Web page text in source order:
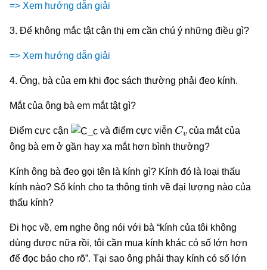
=> Xem hướng dẫn giải
3. Để không mắc tật cận thị em cần chú ý những điều gì?
=> Xem hướng dẫn giải
4. Ông, bà của em khi đọc sách thường phải đeo kính.
Mắt của ông bà em mắt tật gì?
Điểm cực cận và điểm cực viễn
Cv
của mắt của
ông bà em ở gần hay xa mắt hơn bình thường?
Kính ông bà đeo gọi tên là kính gì? Kính đó là loại thấu
kính nào? Số kính cho ta thông tinh về đại lượng nào của
thấu kính?
Đi học về, em nghe ông nói với bà “kính của tôi không
dùng được nữa rồi, tôi cần mua kính khác có số lớn hơn
để đọc báo cho rõ”. Tại sao ông phải thay kính có số lớn